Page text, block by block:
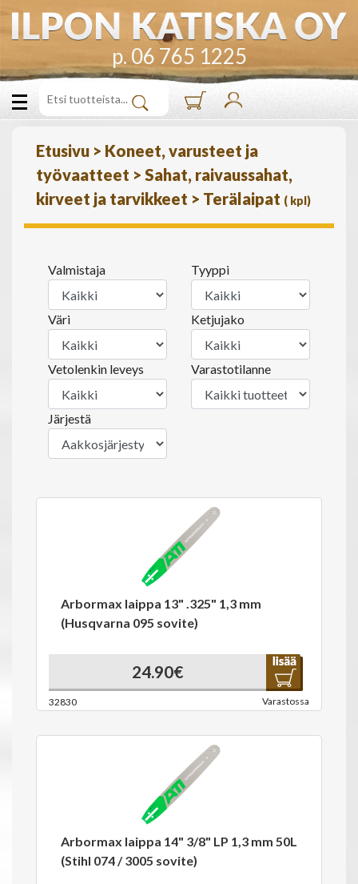
p. 06 765 1225
Etusivu > Koneet, varusteet ja
työvaatteet > Sahat, raivaussahat,
kirveet ja tarvikkeet > Terälaipat ( kpl)
Valmistaja Tyyppi
Väri Ketjujako
Vetolenkin leveys Varastotilanne
Järjestä
Arbormax laippa 13" .325" 1,3 mm
(Husqvarna 095 sovite)
24.90€
32830 Varastossa
Arbormax laippa 14" 3/8" LP 1,3 mm 50L
(Stihl 074 / 3005 sovite)